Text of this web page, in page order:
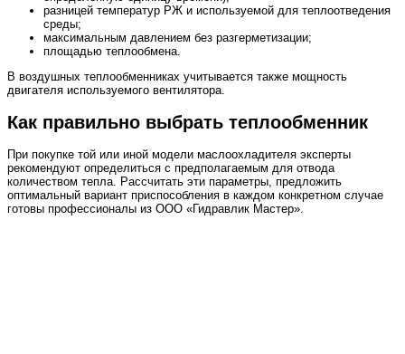
разницей температур РЖ и используемой для теплоотведения
среды;
максимальным давлением без разгерметизации;
площадью теплообмена.
В воздушных теплообменниках учитывается также мощность
двигателя используемого вентилятора.
Как правильно выбрать теплообменник
При покупке той или иной модели маслоохладителя эксперты
рекомендуют определиться с предполагаемым для отвода
количеством тепла. Рассчитать эти параметры, предложить
оптимальный вариант приспособления в каждом конкретном случае
готовы профессионалы из ООО «Гидравлик Мастер».